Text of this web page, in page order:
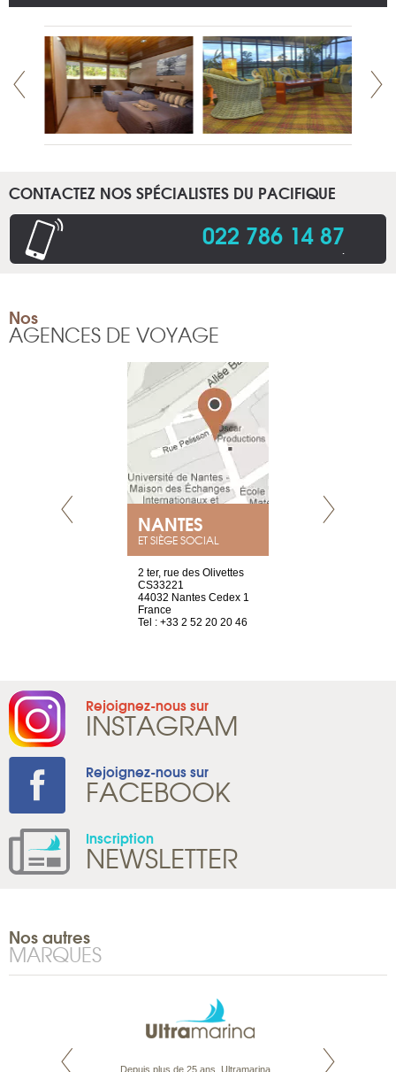
CONTACTEZ NOS SPÉCIALISTES DU PACIFIQUE
022 786 14 87.
Nos
AGENCES DE VOYAGE
NANTES
ET SIÈGE SOCIAL
2 ter, rue des Olivettes
CS33221
44032 Nantes Cedex 1
France
Tel : +33 2 52 20 20 46
Rejoignez-nous sur
INSTAGRAM
Rejoignez-nous sur
FACEBOOK
Inscription
NEWSLETTER
Nos autres
MARQUES
propose tous Depuis plus de 25 ans, Ultramarina Parce que nous